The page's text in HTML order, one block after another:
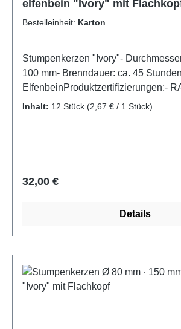
elfenbein "Ivory" mit
Bestelleinheit: Karton
Stumpenkerzen "Ivory"-
100 mm- Brenndauer: ca. 45
ElfenbeinProduktzertifizierungen:-
Kerzen
Inhalt: 12 Stück (2,67 € / 1 Stück)
Regulärer Preis:
32,00 €
Details